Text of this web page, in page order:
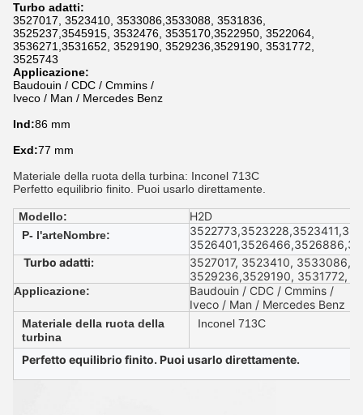
Turbo adatti:
3527017, 3523410, 3533086,3533088, 3531836,
3525237,3545915, 3532476, 3535170,3522950, 3522064,
3536271,3531652, 3529190, 3529236,3529190, 3531772,
3525743
Applicazione:
Baudouin / CDC / Cmmins /
Iveco / Man / Mercedes Benz
Ind:86 mm
Exd:77 mm
Materiale della ruota della turbina: Inconel 713C
Perfetto equilibrio finito. Puoi usarlo direttamente.
Modello: H2D
P- l'arteNombre:
Turbo adatti:
3527017, 3523410,
3529236,3529190, 3531772,
Applicazione:
Baudouin / CDC / Cmmins /
Iveco / Man / Mercedes Benz
Materiale della ruota della
turbina
Inconel 713C
Perfetto equilibrio finito. Puoi usarlo direttamente.